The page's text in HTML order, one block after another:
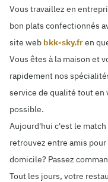
Vous travaillez en
bon plats confectionnés
site web bkk-sky.fren
Vous êtes à la maison et
rapidement nos
service de qualité tout en
possible.
Aujourd'hui c'est le
retrouvez entre amis
domicile? Passez
Tout les jours, votre